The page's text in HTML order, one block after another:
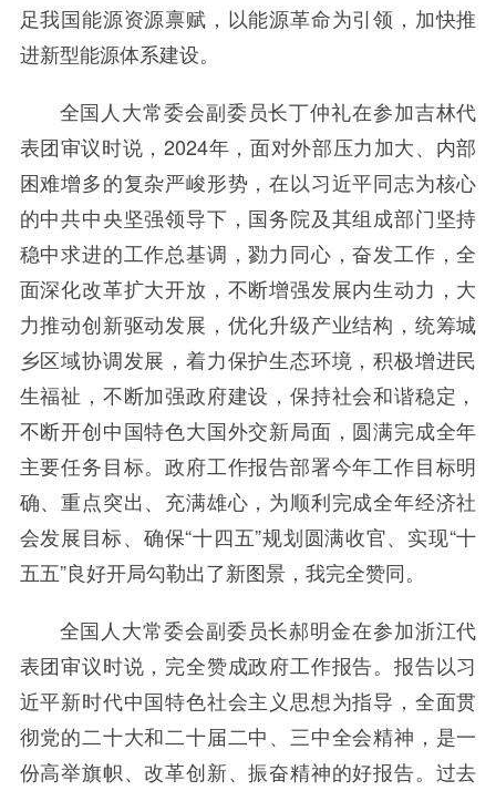
足我国能源资源禀赋，以能源革命为引领，加快推
进新型能源体系建设。
全国人大常委会副委员长丁仲礼在参加吉林代
表团审议时说，2024年，面对外部压力加大、内部
困难增多的复杂严峻形势，在以习近平同志为核心
的中共中央坚强领导下，国务院及其组成部门坚持
稳中求进的工作总基调，勠力同心，奋发工作，全
面深化改革扩大开放，不断增强发展内生动力，大
力推动创新驱动发展，优化升级产业结构，统筹城
乡区域协调发展，着力保护生态环境，积极增进民
生福祉，不断加强政府建设，保持社会和谐稳定，
不断开创中国特色大国外交新局面，圆满完成全年
主要任务目标。政府工作报告部署今年工作目标明
确、重点突出、充满雄心，为顺利完成全年经济社
会发展目标、确保“十四五”规划圆满收官、实现“十
五五”良好开局勾勒出了新图景，我完全赞同。
全国人大常委会副委员长郝明金在参加浙江代
表团审议时说，完全赞成政府工作报告。报告以习
近平新时代中国特色社会主义思想为指导，全面贯
彻党的二十大和二十届二中、三中全会精神，是一
份高举旗帜、改革创新、振奋精神的好报告。过去